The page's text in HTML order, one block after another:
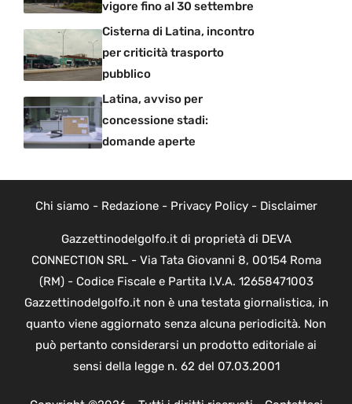
vigore fino al 30 settembre
Cisterna di Latina, incontro
per criticità trasporto
pubblico
Latina, avviso per
concessione stadi:
domande aperte
Chi siamo - Redazione- Privacy Policy- Disclaimer
Gazzettinodelgolfo.it di proprietà di DEVA
CONNECTION SRL - Via Tata Giovanni 8, 00154 Roma
(RM) - Codice Fiscale e Partita I.V.A. 12658471003
Gazzettinodelgolfo.it non è una testata giornalistica, in
quanto viene aggiornato senza alcuna periodicità. Non
può pertanto considerarsi un prodotto editoriale ai
sensi della legge n. 62 del 07.03.2001